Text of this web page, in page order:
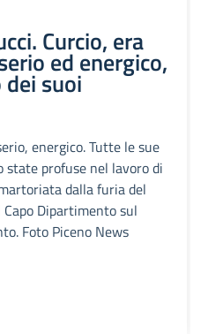
Curcio, era
ed energico,
suoi
energico. Tutte le sue
profuse nel lavoro di
dalla furia del
Dipartimento sul
Foto Piceno News